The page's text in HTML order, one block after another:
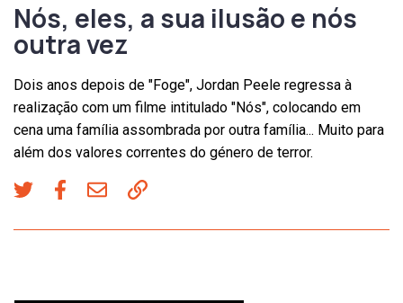
Nós, eles, a sua ilusão e nós
outra vez
Dois anos depois de "Foge", Jordan Peele regressa à
realização com um filme intitulado "Nós", colocando em
cena uma família assombrada por outra família... Muito para
além dos valores correntes do género de terror.